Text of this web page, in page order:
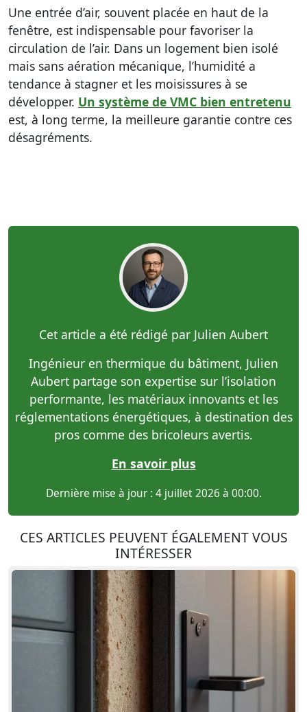
Une entrée d’air, souvent placée en haut de la
fenêtre, est indispensable pour favoriser la
circulation de l’air. Dans un logement bien isolé
mais sans aération mécanique, l’humidité a
tendance à stagner et les moisissures à se
développer. Un système de VMC bien entretenu
est, à long terme, la meilleure garantie contre ces
désagréments.
Cet article a été rédigé par Julien Aubert
Ingénieur en thermique du bâtiment, Julien
Aubert partage son expertise sur l’isolation
performante, les matériaux innovants et les
réglementations énergétiques, à destination des
pros comme des bricoleurs avertis.
En savoir plus
Dernière mise à jour : 4 juillet 2026 à 00:00.
CES ARTICLES PEUVENT ÉGALEMENT VOUS
INTÉRESSER